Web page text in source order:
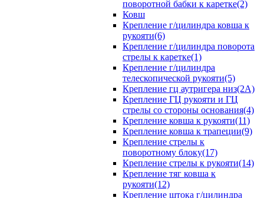
поворотной бабки к каретке(2)
Ковш
Крепление г/цилиндра ковша к
рукояти(6)
Крепление г/цилиндра поворота
стрелы к каретке(1)
Крепление г/цилиндра
телескопической рукояти(5)
Крепление гц аутригера низ(2А)
Крепление ГЦ рукояти и ГЦ
стрелы со стороны основания(4)
Крепление ковша к рукояти(11)
Крепление ковша к трапеции(9)
Крепление стрелы к
поворотному блоку(17)
Крепление стрелы к рукояти(14)
Крепление тяг ковша к
рукояти(12)
Крепление штока г/цилиндра